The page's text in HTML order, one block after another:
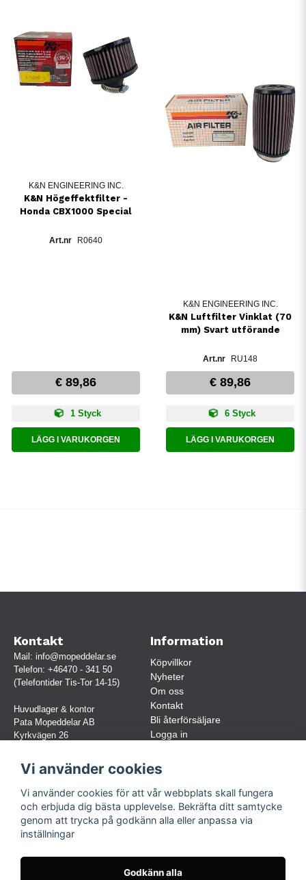
K&N ENGINEERING INC.
K&N Högeffektfilter -
Honda CBX1000 Special
R0640
€ 89,86
1 Styck
LÄGG I VARUKORGEN
K&N ENGINEERING INC.
K&N Luftfilter Vinklat (70
mm) Svart utförande
RU148
€ 89,86
6 Styck
LÄGG I VARUKORGEN
Kontakt
Mail: info@mopeddelar.se
Telefon: +46470 - 341 50
(Telefontider Tis-Tor 14-15)
Huvudlager & kontor
Pata Mopeddelar AB
Kyrkvägen 26
(OBS. Endast förbokade besök)
Org.nr:
559030-5248
Jur. namn: Pata Mopeddelar AB
Information
Köpvillkor
Nyheter
Om oss
Kontakt
Bli återförsäljare
Logga in
Följ oss
Vi använder cookies
Vi använder cookies för att vår webbplats skall fungera
och erbjuda dig bästa upplevelse. Bekräfta ditt samtycke
genom att trycka på godkänn alla eller anpassa via
inställningar
Godkänn alla